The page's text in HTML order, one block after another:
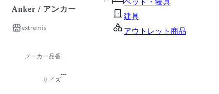
ベッド・寝具
建具
アウトレット商品
Anker / アンカー
extremis
メーカー品番---
サイズ
---